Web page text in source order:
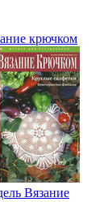
крючком
Вязание